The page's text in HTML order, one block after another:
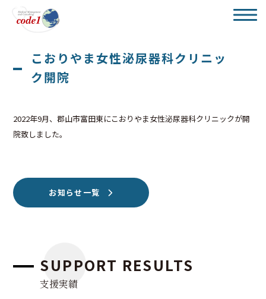
こおりやま女性泌尿器科クリニッ
ク開院
2022年9月、郡山市富田東にこおりやま女性泌尿器科クリニックが開
院致しました。
お知らせ一覧
SUPPORT RESULTS
支援実績